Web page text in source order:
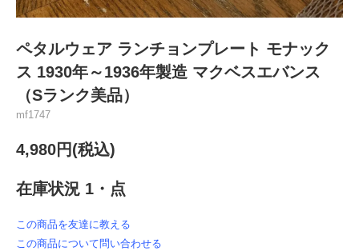
ペタルウェア ランチョンプレート モナック
ス 1930年～1936年製造 マクベスエバンス
（Sランク美品）
mf1747
4,980円(税込)
在庫状況 1・点
この商品を友達に教える
この商品について問い合わせる